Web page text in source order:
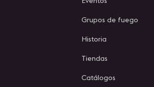
Grupos de fuego
Historia
Tiendas
Catálogos